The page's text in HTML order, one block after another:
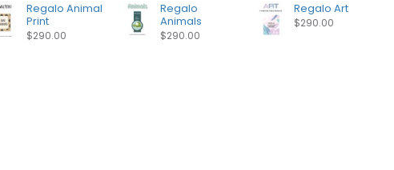
Regalo Animal
Print
$290.00
Regalo
Animals
$290.00
Regalo Art
$290.00